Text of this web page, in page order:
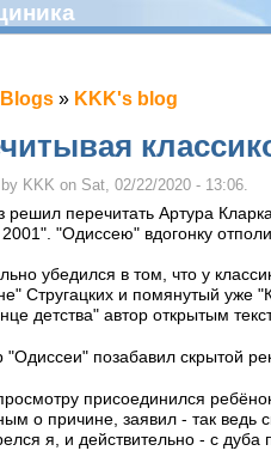
Blogs » KKK's blog
KKK on Sat, 02/22/2020 - 13:06.
решил перечитать Артура
"Одиссею" вдогонку
убедился в том, что у
Стругацких и помянутый уже
детства" автор открытым
"Одиссеи" позабавил скрытой
присоединился
о причине, заявил - так ведь
я, и действительно - с